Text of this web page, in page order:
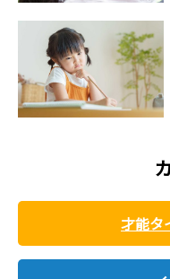
才能タ